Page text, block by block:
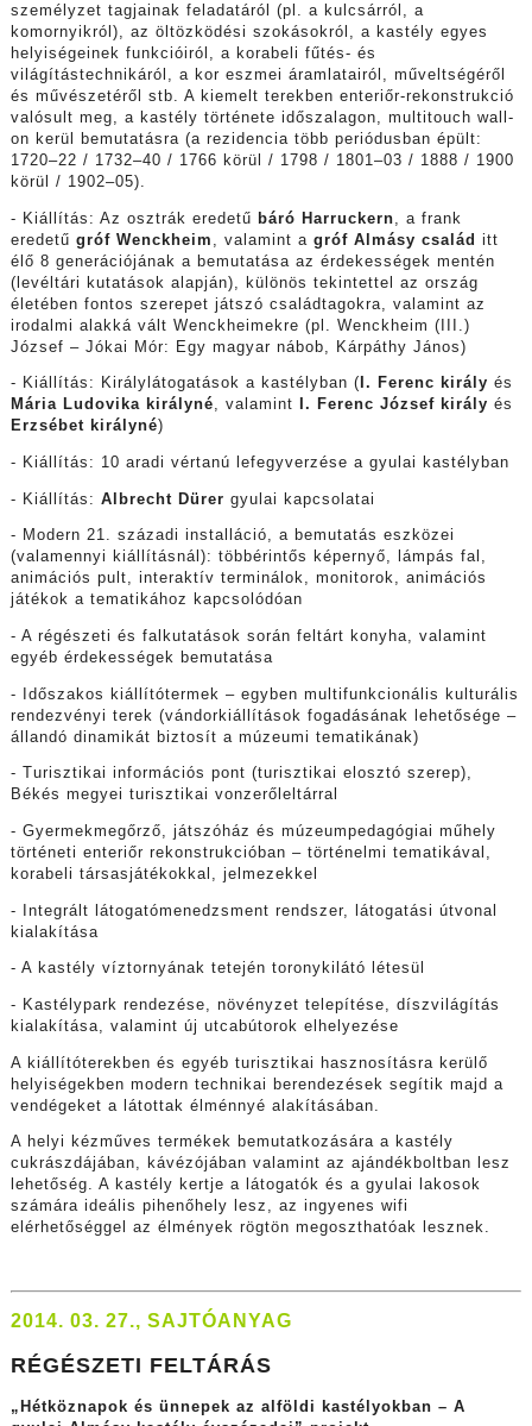
személyzet tagjainak feladatáról (pl. a kulcsárról, a
komornyikról), az öltözködési szokásokról, a kastély egyes
helyiségeinek funkcióiról, a korabeli fűtés- és
világítástechnikáról, a kor eszmei áramlatairól, műveltségéről
és művészetéről stb. A kiemelt terekben enteriőr-rekonstrukció
valósult meg, a kastély története időszalagon, multitouch wall-
on kerül bemutatásra (a rezidencia több periódusban épült:
1720–22 / 1732–40 / 1766 körül / 1798 / 1801–03 / 1888 / 1900
körül / 1902–05).
- Kiállítás: Az osztrák eredetű báró Harruckern , a frank
eredetű gróf Wenckheim , valamint a gróf Almásy család itt
élő 8 generációjának a bemutatása az érdekességek mentén
(levéltári kutatások alapján), különös tekintettel az ország
életében fontos szerepet játszó családtagokra, valamint az
irodalmi alakká vált Wenckheimekre (pl. Wenckheim (III.)
József – Jókai Mór: Egy magyar nábob, Kárpáthy János)
- Kiállítás: Királylátogatások a kastélyban ( I. Ferenc király és
Mária Ludovika királyné, valamint I. Ferenc József király és
Erzsébet királyné)
- Kiállítás: 10 aradi vértanú lefegyverzése a gyulai kastélyban
- Kiállítás: Albrecht Dürer gyulai kapcsolatai
- Modern 21. századi installáció, a bemutatás eszközei
(valamennyi kiállításnál): többérintős képernyő, lámpás fal,
animációs pult, interaktív terminálok, monitorok, animációs
játékok a tematikához kapcsolódóan
- A régészeti és falkutatások során feltárt konyha, valamint
egyéb érdekességek bemutatása
- Időszakos kiállítótermek – egyben multifunkcionális kulturális
rendezvényi terek (vándorkiállítások fogadásának lehetősége –
állandó dinamikát biztosít a múzeumi tematikának)
- Turisztikai információs pont (turisztikai elosztó szerep),
Békés megyei turisztikai vonzerőleltárral
- Gyermekmegőrző, játszóház és múzeumpedagógiai műhely
történeti enteriőr rekonstrukcióban – történelmi tematikával,
korabeli társasjátékokkal, jelmezekkel
- Integrált látogatómenedzsment rendszer, látogatási útvonal
kialakítása
- A kastély víztornyának tetején toronykilátó létesül
- Kastélypark rendezése, növényzet telepítése, díszvilágítás
kialakítása, valamint új utcabútorok elhelyezése
A kiállítóterekben és egyéb turisztikai hasznosításra kerülő
helyiségekben modern technikai berendezések segítik majd a
vendégeket a látottak élménnyé alakításában.
A helyi kézműves termékek bemutatkozására a kastély
cukrászdájában, kávézójában valamint az ajándékboltban lesz
lehetőség. A kastély kertje a látogatók és a gyulai lakosok
számára ideális pihenőhely lesz, az ingyenes wifi
elérhetőséggel az élmények rögtön megoszthatóak lesznek.
2014. 03. 27., SAJTÓANYAG
RÉGÉSZETI FELTÁRÁS
„Hétköznapok és ünnepek az alföldi kastélyokban – A